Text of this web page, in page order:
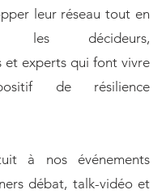
leur réseau tout en
les décideurs,
et experts qui font vivre
de résilience
à nos événements
débat, talk-vidéo et